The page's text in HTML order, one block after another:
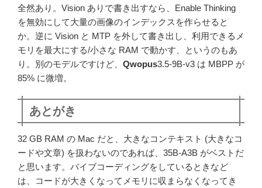
全然あり。Vision ありで書き出すなら、Enable Thinking
を無効にして大量の画像のインデックスを作らせると
か。逆に Vision と MTP を外して書き出し、利用できるメ
モリを最大にする/小さな RAM で動かす、というのもあ
り。別のモデルですけど、 Qwopus3.5-9B-v3 は MBPP が
85% に微増。
あとがき
32 GB RAM の Mac だと、大きなコンテキスト (大きなコ
ードや文章) を扱わないのであれば、35B-A3B がベストだ
と思います。バイブコーディングをしているときなど
は、コードが大きくなってメモリに収まらなくなってき